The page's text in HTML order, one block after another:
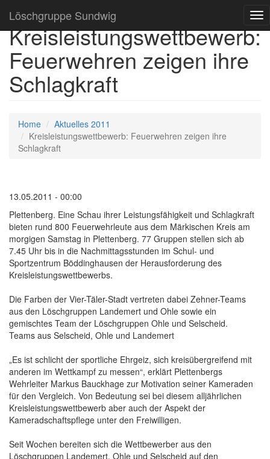
Löschgruppe Sundwig
Kreisleistungswettbewerb:
Feuerwehren zeigen ihre
Schlagkraft
Home
Aktuelles 2011
Kreisleistungswettbewerb: Feuerwehren zeigen ihre
Schlagkraft
13.05.2011 - 00:00
Plettenberg. Eine Schau ihrer Leistungsfähigkeit und Schlagkraft
bieten rund 800 Feuerwehrleute aus dem Märkischen Kreis am
morgigen Samstag in Plettenberg. 77 Gruppen stellen sich ab
7.45 Uhr bis in die Nachmittagsstunden im Schul- und
Sportzentrum Böddinghausen der Herausforderung des
Kreisleistungswettbewerbs.
Die Farben der Vier-Täler-Stadt vertreten dabei Zehner-Teams
aus den Löschgruppen Landemert und Ohle sowie ein
gemischtes Team der Löschgruppen Ohle und Selscheid.
Teams aus Selscheid, Ohle und Landemert
„Es ist schlicht der sportliche Ehrgeiz, sich kreisübergreifend mit
anderen im Wettkampf zu messen“, erklärt Plettenbergs
Wehrleiter Markus Bauckhage zur Motivation seiner Kameraden
für den Vergleich. Von Bedeutung sei bei diesem alljährlichen
Kreisleistungswettbewerb aber auch der Aspekt der
Kameradschaftspflege unter den Freiwilligen.
Seit Wochen bereiten sich die Wettbewerber aus den
Löschgruppen Landemert, Ohle und Selscheid auf den